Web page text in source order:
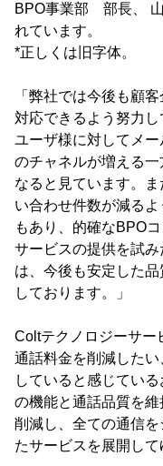
BPO事業部 部長、
れています。
*正しくは旧字体。
「弊社では今後も顧
対応できるよう努力
ユーザ様に対してメ
のチャネルが増える
なると見ています。
い合わせ件数が減る
もあり、的確なBPO
サービスの提供を試
は、今後も安定した
しております。」
Coltテクノロジーサー
通話料金を削減した
していると感じてい
の機能と通話品質を
削減し、全ての通信
たサービスを展開して